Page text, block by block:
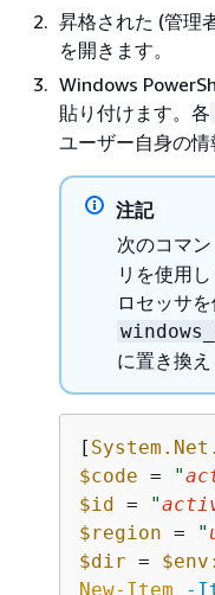
昇格された (管理
を開きます。
Windows
貼り付けます。各
ユーザー自身の情
注記
次のコマ
リを使用
ロセッサ
に置き換え
[
$code = "
$id = "
$region = "
$dir =
New-Item
-